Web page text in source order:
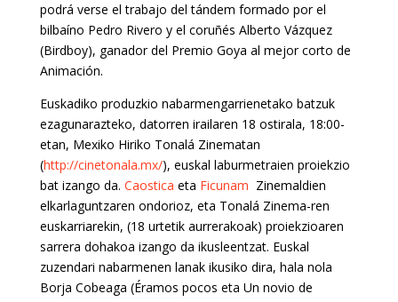
podrá verse el trabajo del tándem formado por el
bilbaíno Pedro Rivero y el coruñés Alberto Vázquez
(Birdboy), ganador del Premio Goya al mejor corto de
Animación.
Euskadiko produzkio nabarmengarrienetako batzuk
ezagunarazteko, datorren irailaren 18 ostirala, 18:00-
etan, Mexiko Hiriko Tonalá Zinematan
(http://cinetonala.mx/), euskal laburmetraien proiekzio
bat izango da. Caostica eta Ficunam Zinemaldien
elkarlaguntzaren ondorioz, eta Tonalá Zinema-ren
euskarriarekin, (18 urtetik aurrerakoak) proiekzioaren
sarrera dohakoa izango da ikusleentzat. Euskal
zuzendari nabarmenen lanak ikusiko dira, hala nola
Borja Cobeaga (Éramos pocos eta Un novio de